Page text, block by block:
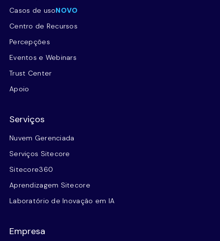
Casos de usoNOVO
Centro de Recursos
Percepções
Eventos e Webinars
Trust Center
Apoio
Serviços
Nuvem Gerenciada
Serviços Sitecore
Sitecore360
Aprendizagem Sitecore
Laboratório de Inovação em IA
Empresa